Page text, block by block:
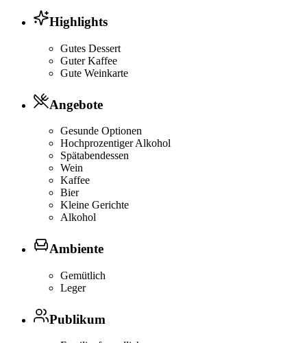
Highlights
Gutes Dessert
Guter Kaffee
Gute Weinkarte
Angebote
Gesunde Optionen
Hochprozentiger Alkohol
Spätabendessen
Wein
Kaffee
Bier
Kleine Gerichte
Alkohol
Ambiente
Gemütlich
Leger
Publikum